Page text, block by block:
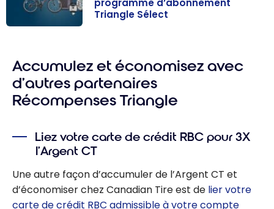
le programme
d’abonnement
Triangle Sélect
programme d’abonnement
Triangle Sélect
Accumulez et économisez avec
d’autres partenaires
Récompenses Triangle
Liez votre carte de crédit RBC pour 3X
l’Argent CT
Une autre façon d’accumuler de l’Argent CT et
d’économiser chez Canadian Tire est de lier votre
carte de crédit RBC admissible à votre compte